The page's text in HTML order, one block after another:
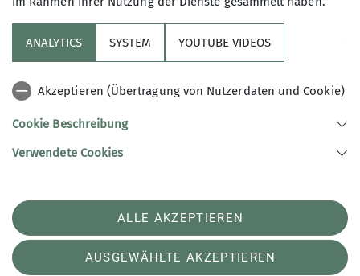
Jugendleiter*innen und die gewählten
Funktionsträger der JDAV
Sektion
Aktuelles
14482 Potsdam
Telefon +493315813250
ANALYTICS SYSTEM YOUTUBE VIDEOS
Akzeptieren (Übertragung von Nutzerdaten und Cookie)
Cookie Beschreibung
Verwendete Cookies
ALLE AKZEPTIEREN
AUSGEWÄHLTE AKZEPTIEREN